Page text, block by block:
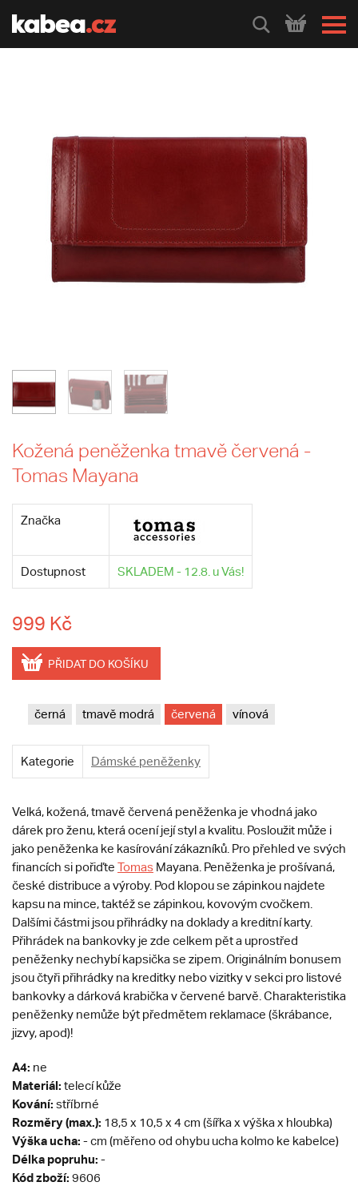
HLEDEJ
Kožená peněženka tmavě červená -
Tomas Mayana
Značka
Dostupnost SKLADEM - 12.8. u Vás!
999 Kč
PŘIDAT DO KOŠÍKU
černá tmavě modrá červená vínová
Kategorie Dámské peněženky
Velká, kožená, tmavě červená peněženka je vhodná jako
dárek pro ženu, která ocení její styl a kvalitu. Posloužit může i
jako peněženka ke kasírování zákazníků. Pro přehled ve svých
financích si pořiďte Tomas Mayana. Peněženka je prošívaná,
české distribuce a výroby. Pod klopou se zápinkou najdete
kapsu na mince, taktéž se zápinkou, kovovým cvočkem.
Dalšími částmi jsou přihrádky na doklady a kreditní karty.
Přihrádek na bankovky je zde celkem pět a uprostřed
peněženky nechybí kapsička se zipem. Originálním bonusem
jsou čtyři přihrádky na kreditky nebo vizitky v sekci pro listové
bankovky a dárková krabička v červené barvě. Charakteristika
peněženky nemůže být předmětem reklamace (škrábance,
jizvy, apod)!
A4: ne
Materiál: telecí kůže
Kování: stříbrné
Rozměry (max.): 18,5 x 10,5 x 4 cm (šířka x výška x hloubka)
Výška ucha: - cm (měřeno od ohybu ucha kolmo ke kabelce)
Délka popruhu: -
Kód zboží: 9606